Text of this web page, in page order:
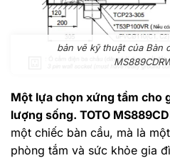
bản vẽ kỹ thuật của Bàn
Một lựa chọn xứng tầm cho
lượng sống. TOTO
một chiếc bàn cầu, mà là
phòng tắm và sức khỏe gia